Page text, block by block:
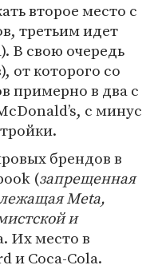
второе место с
третьим идет
В свою очередь
от которого со
примерно в два с
с минус
брендов в
(запрещенная
Meta,
и
Их место в
и Coca-Cola.